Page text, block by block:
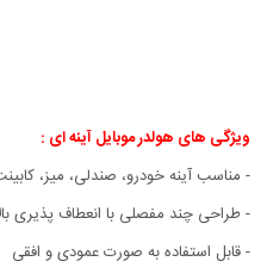
ویژگی های هولدر موبایل آینه ای :
- مناسب آینه خودرو، صندلی، میز،
- طراحی چند مفصلی با انعطاف پذیری
- قابل استفاده به صورت عمودی و افقی